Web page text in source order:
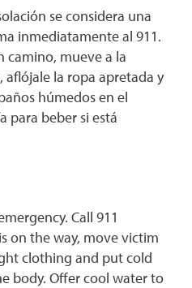
se considera una
inmediatamente al 911.
camino, mueve a la
la ropa apretada y
húmedos en el
para beber si está
Call 911
on the way, move victim
clothing and put cold
body. Offer cool water to